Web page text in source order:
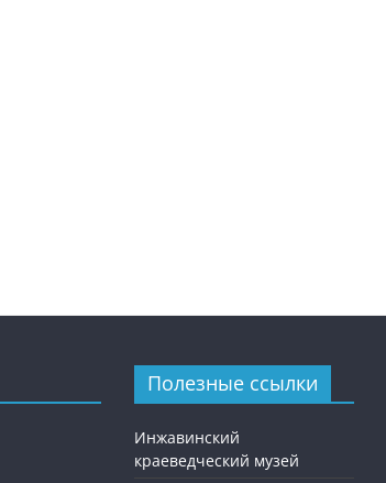
Полезные ссылки
Инжавинский
краеведческий музей